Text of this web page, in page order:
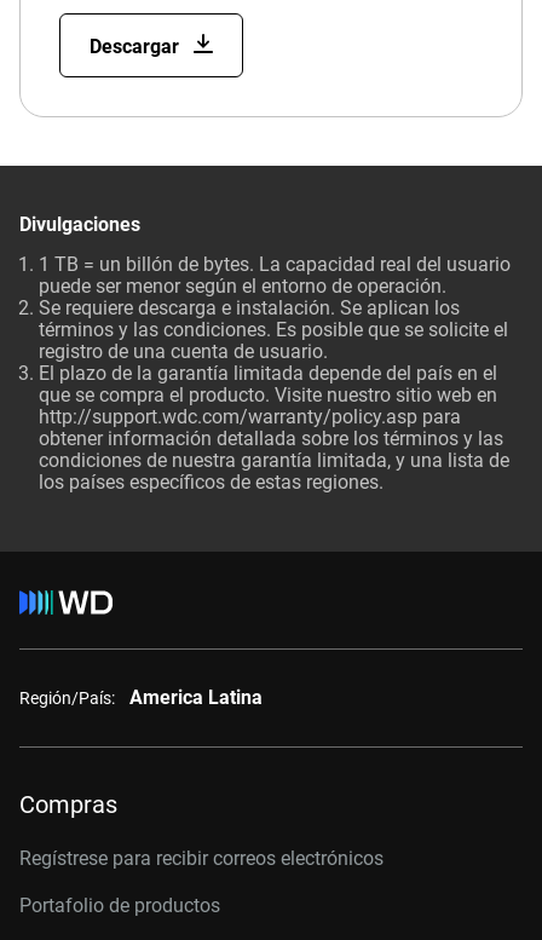
Descargar
Divulgaciones
1 TB = un billón de bytes. La capacidad real del usuario
puede ser menor según el entorno de operación.
Se requiere descarga e instalación. Se aplican los
términos y las condiciones. Es posible que se solicite el
registro de una cuenta de usuario.
El plazo de la garantía limitada depende del país en el
que se compra el producto. Visite nuestro sitio web en
http://support.wdc.com/warranty/policy.asp para
obtener información detallada sobre los términos y las
condiciones de nuestra garantía limitada, y una lista de
los países específicos de estas regiones.
Región/País: America Latina
Compras
Regístrese para recibir correos electrónicos
Portafolio de productos